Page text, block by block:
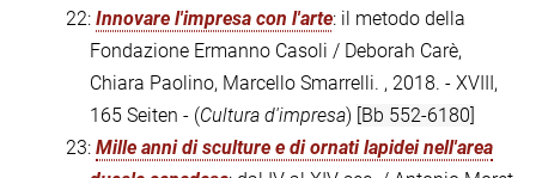
22: Innovare l'impresa con l'arte: il metodo della
Fondazione Ermanno Casoli / Deborah Carè,
Chiara Paolino, Marcello Smarrelli. , 2018. - XVIII,
165 Seiten - (Cultura d'impresa) [Bb 552-6180]
23: Mille anni di sculture e di ornati lapidei nell'area